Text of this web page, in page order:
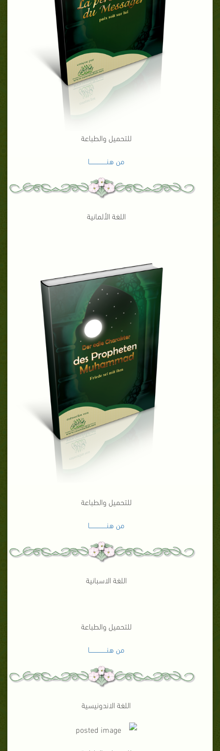
للتحميل والطباعة
من هنـــــــــــــــــا
اللغة الألمانية
للتحميل والطباعة
من هنـــــــــــــــــا
اللغة الاسبانية
للتحميل والطباعة
من هنـــــــــــــــــا
اللغة الاندونيسية